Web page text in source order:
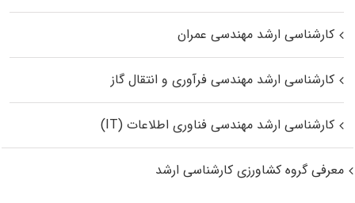
کارشناسی ارشد مهندسی عمران
کارشناسی ارشد مهندسی فرآوری و انتقال گاز
کارشناسی ارشد مهندسی فناوری اطلاعات (IT)
معرفی گروه کشاورزی کارشناسی ارشد